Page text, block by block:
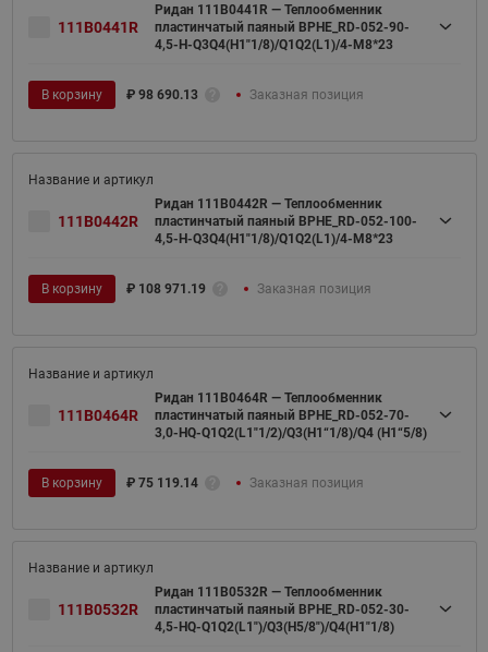
111B0441R
Ридан 111B0441R — Теплообменник
пластинчатый паяный BPHE_RD-052-90-
4,5-H-Q3Q4(H1"1/8)/Q1Q2(L1)/4-M8*23
В корзину ₽ 98 690.13 Заказная позиция
111B0442R
Ридан 111B0442R — Теплообменник
пластинчатый паяный BPHE_RD-052-100-
4,5-H-Q3Q4(H1"1/8)/Q1Q2(L1)/4-M8*23
В корзину ₽ 108 971.19 Заказная позиция
111B0464R
Ридан 111B0464R — Теплообменник
пластинчатый паяный BPHE_RD-052-70-
3,0-HQ-Q1Q2(L1"1/2)/Q3(H1“1/8)/Q4 (H1“5/8)
В корзину ₽ 75 119.14 Заказная позиция
111B0532R
Ридан 111B0532R — Теплообменник
пластинчатый паяный BPHE_RD-052-30-
4,5-HQ-Q1Q2(L1")/Q3(H5/8")/Q4(H1"1/8)